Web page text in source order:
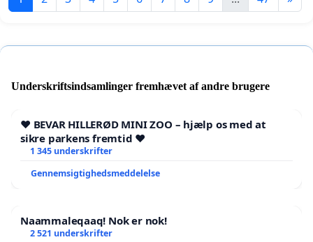
Underskriftsindsamlinger fremhævet af andre brugere
❤️ BEVAR HILLERØD MINI ZOO – hjælp os med at
sikre parkens fremtid ❤️
1 345 underskrifter
Gennemsigtighedsmeddelelse
Naammaleqaaq! Nok er nok!
2 521 underskrifter